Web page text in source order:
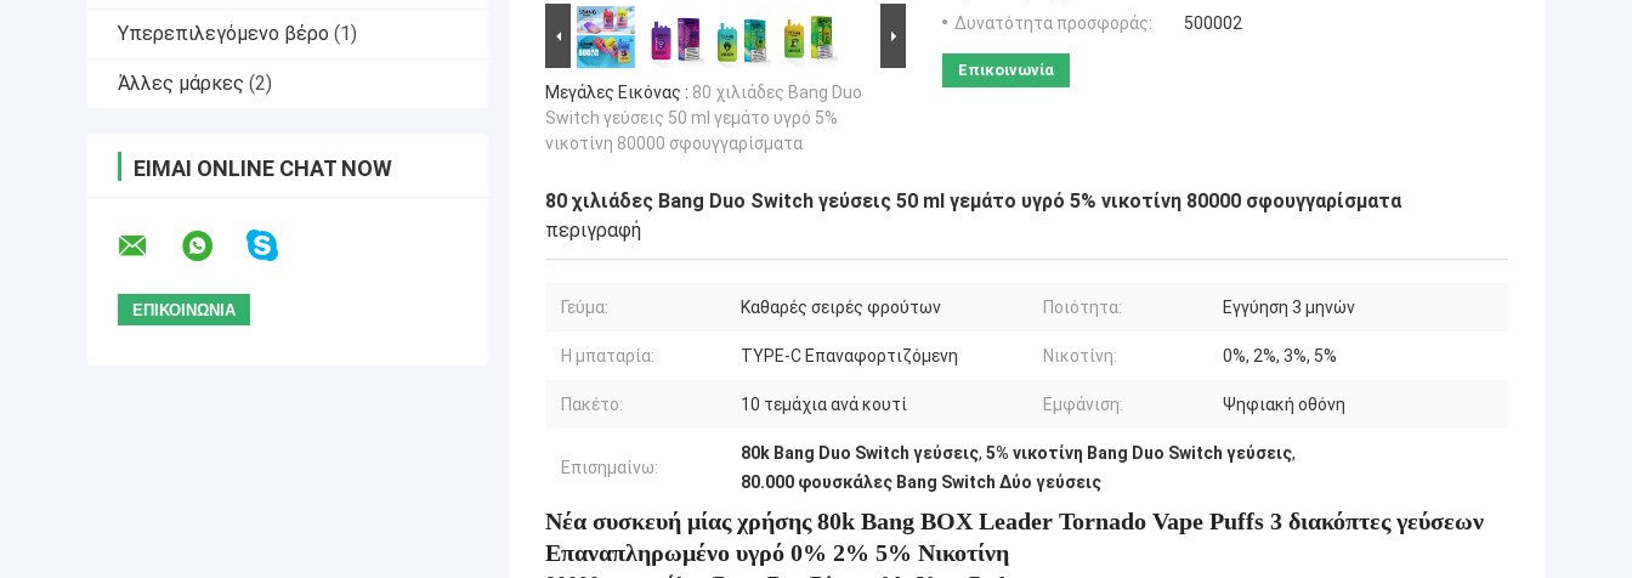
Υπερεπιλεγόμενο βέρο (1)
Άλλες μάρκες (2)
ΕΊΜΑΙ ONLINE CHAT NOW
Μεγάλες Εικόνας : 80 χιλιάδες Bang Duo
Switch γεύσεις 50 ml γεμάτο υγρό 5%
νικοτίνη 80000 σφουγγαρίσματα
Δυνατότητα προσφοράς:
500002
Επικοινωνία
80 χιλιάδες Bang Duo Switch γεύσεις 50 ml γεμάτο υγρό 5% νικοτίνη 80000 σφουγγαρίσματα
περιγραφή
Γεύμα: Καθαρές σειρές φρούτων Ποιότητα: Εγγύηση 3 μηνών
Η μπαταρία: TYPE-C Επαναφορτιζόμενη Νικοτίνη: 0%, 2%, 3%, 5%
Πακέτο: 10 τεμάχια ανά κουτί Εμφάνιση: Ψηφιακή οθόνη
Επισημαίνω:
80k Bang Duo Switch γεύσεις, 5% νικοτίνη Bang Duo Switch γεύσεις,
80.000 φουσκάλες Bang Switch Δύο γεύσεις
Νέα συσκευή μίας χρήσης 80k Bang BOX Leader Tornado Vape Puffs 3 διακόπτες γεύσεων
Επαναπληρωμένο υγρό 0% 2% 5% Νικοτίνη